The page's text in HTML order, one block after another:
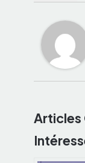
Articles